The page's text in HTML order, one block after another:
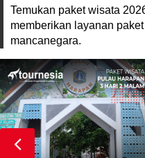
Temukan paket wisata
memberikan layanan
mancanegara.